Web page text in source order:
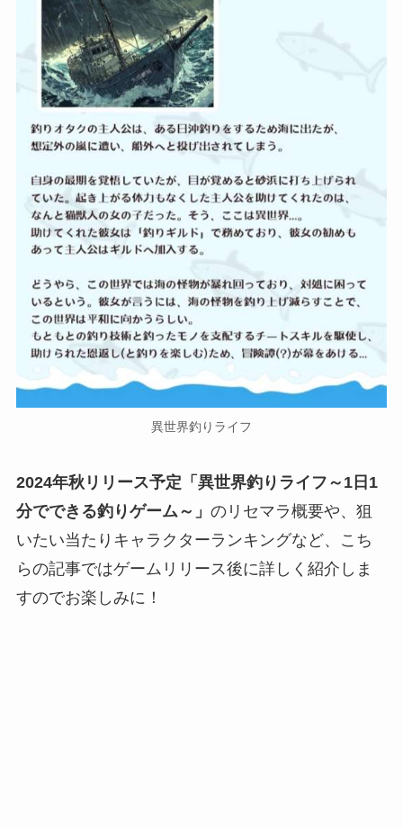
異世界釣りライフ
2024年秋リリース予定「異世界釣りライフ～1日1
分でできる釣りゲーム～」 のリセマラ概要や、狙
いたい当たりキャラクターランキングなど、こち
らの記事ではゲームリリース後に詳しく紹介しま
すのでお楽しみに！